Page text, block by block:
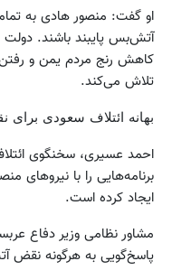
او گفت: منصور هادی به
آتش‌بس پایبند باشند.
کاهش رنج مردم یمن و
تلاش می‌کند.
بهانه ائتلاف سعودی
احمد عسیری، سخنگوی
برنامه‌هایی را با نیروهای
ایجاد کرده است.
مشاور نظامی وزیر دفاع
پاسخ‌گویی به هرگونه نقض